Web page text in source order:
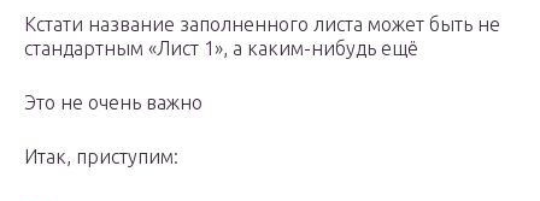
Кстати название заполненного листа может быть не
стандартным «Лист 1», а каким-нибудь ещё
Это не очень важно
Итак, приступим: